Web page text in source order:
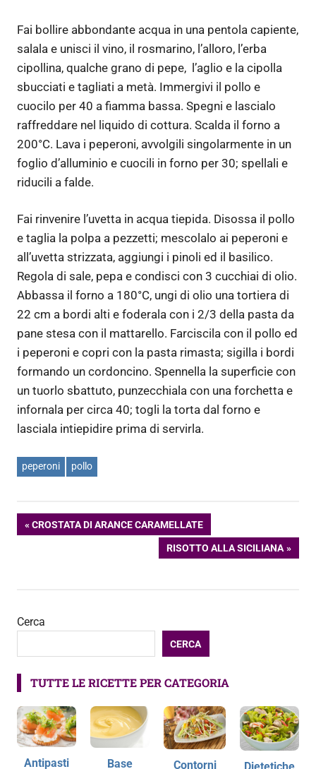
Fai bollire abbondante acqua in una pentola capiente,
salala e unisci il vino, il rosmarino, l’alloro, l’erba
cipollina, qualche grano di pepe, l’aglio e la cipolla
sbucciati e tagliati a metà. Immergivi il pollo e
cuocilo per 40 a fiamma bassa. Spegni e lascialo
raffreddare nel liquido di cottura. Scalda il forno a
200°C. Lava i peperoni, avvolgili singolarmente in un
foglio d’alluminio e cuocili in forno per 30; spellali e
riducili a falde.
Fai rinvenire l’uvetta in acqua tiepida. Disossa il pollo
e taglia la polpa a pezzetti; mescolalo ai peperoni e
all’uvetta strizzata, aggiungi i pinoli ed il basilico.
Regola di sale, pepa e condisci con 3 cucchiai di olio.
Abbassa il forno a 180°C, ungi di olio una tortiera di
22 cm a bordi alti e foderala con i 2/3 della pasta da
pane stesa con il mattarello. Farciscila con il pollo ed
i peperoni e copri con la pasta rimasta; sigilla i bordi
formando un cordoncino. Spennella la superficie con
un tuorlo sbattuto, punzecchiala con una forchetta e
infornala per circa 40; togli la torta dal forno e
lasciala intiepidire prima di servirla.
peperoni pollo
Navigazione
ARTICOLO
CROSTATA DI ARANCE CARAMELLATE
ARTICOLO
RISOTTO ALLA SICILIANA
Cerca
CERCA
TUTTE LE RICETTE PER CATEGORIA
Antipasti Base Contorni